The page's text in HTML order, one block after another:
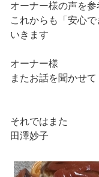
オーナー様の声を参
これからも「安心
いきます
オーナー様
またお話を聞かせ
それではまた
田澤妙子